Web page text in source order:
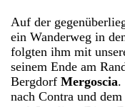
Auf der
ein Wanderweg in
folgten ihm mit
seinem Ende am
BergdorfMergoscia.
nach Contra und